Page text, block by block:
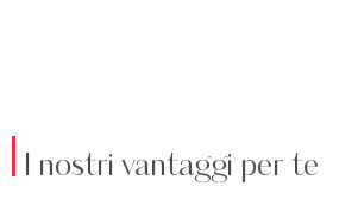
I nostri vantaggi per te